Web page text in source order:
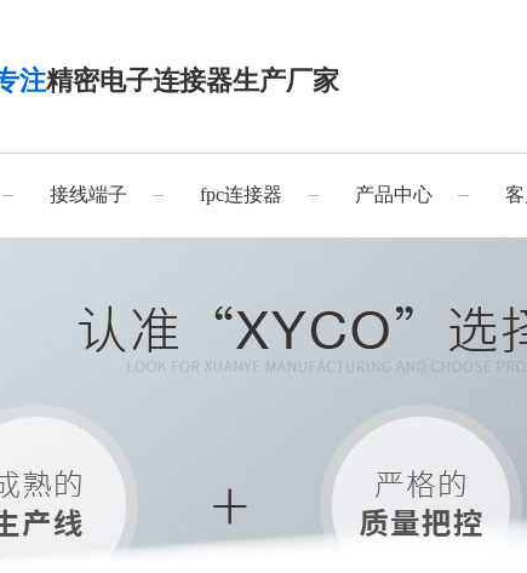
注精密电子连接器生产厂家
接线端子 fpc连接器 产品中心